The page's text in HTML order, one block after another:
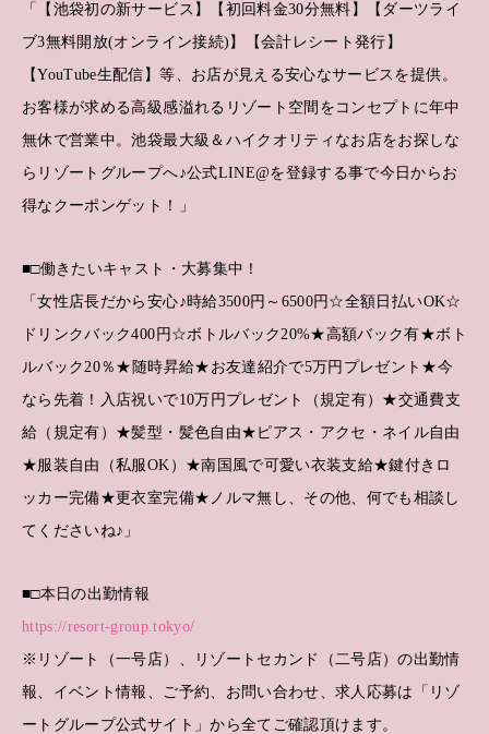
「【池袋初の新サービス】【初回料金30分無料】【ダーツライ
ブ3無料開放(オンライン接続)】【会計レシート発行】
【YouTube生配信】等、お店が見える安心なサービスを提供。
お客様が求める高級感溢れるリゾート空間をコンセプトに年中
無休で営業中。池袋最大級＆ハイクオリティなお店をお探しな
らリゾートグループへ♪公式LINE@を登録する事で今日からお
得なクーポンゲット！」
■□働きたいキャスト・大募集中！
「女性店長だから安心♪時給3500円～6500円☆全額日払いOK☆
ドリンクバック400円☆ボトルバック20%★高額バック有★ボト
ルバック20％★随時昇給★お友達紹介で5万円プレゼント★今
なら先着！入店祝いで10万円プレゼント（規定有）★交通費支
給（規定有）★髪型・髪色自由★ピアス・アクセ・ネイル自由
★服装自由（私服OK）★南国風で可愛い衣装支給★鍵付きロ
ッカー完備★更衣室完備★ノルマ無し、その他、何でも相談し
てくださいね♪」
■□本日の出勤情報
https://resort-group.tokyo/
※リゾート（一号店）、リゾートセカンド（二号店）の出勤情
報、イベント情報、ご予約、お問い合わせ、求人応募は「リゾ
ートグループ公式サイト」から全てご確認頂けます。